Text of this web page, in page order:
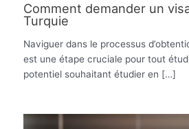
Comment demander un
Turquie
Naviguer dans le processus
est une étape cruciale pour tout
potentiel souhaitant étudier en […]